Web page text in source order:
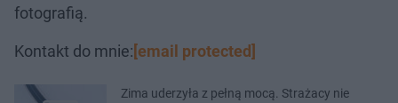
fotografią.
Kontakt do mnie:[email protected]
Zima uderzyła z pełną mocą. Strażacy nie